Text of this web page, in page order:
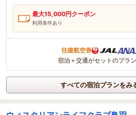
最大15,000円クーポン
利用条件あり
往復航空券
宿泊＋交通がセットのプラ
すべての宿泊プランをみ